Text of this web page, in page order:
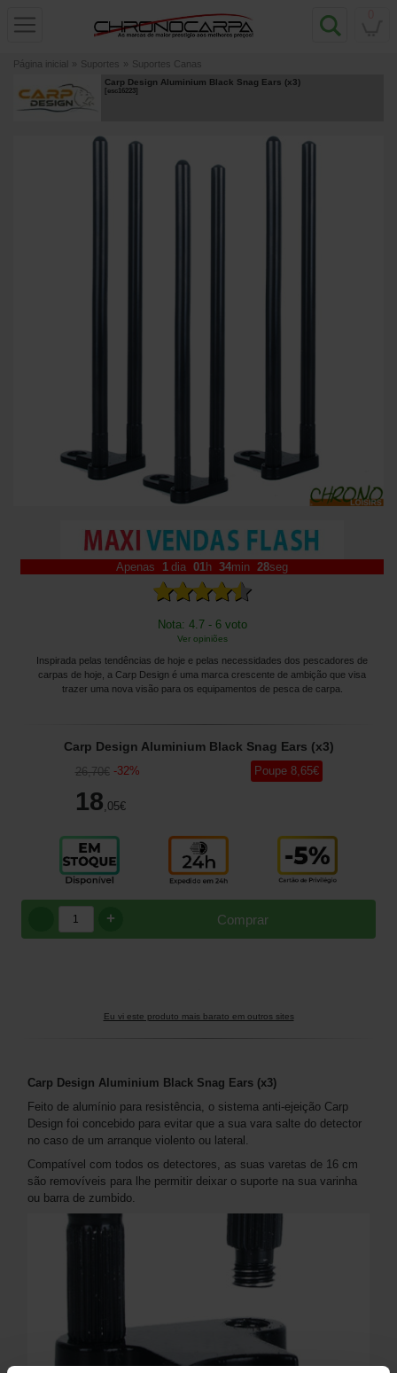
Página inicial » Suportes » Suportes Canas
Carp Design Aluminium Black Snag Ears (x3)
[esc16223]
Apenas 1 dia 01 h 34min 28seg
Nota: 4.7 - 6 voto
Ver opiniões
Inspirada pelas tendências de hoje e pelas necessidades dos pescadores de
carpas de hoje, a Carp Design é uma marca crescente de ambição que visa
trazer uma nova visão para os equipamentos de pesca de carpa.
Carp Design Aluminium Black Snag Ears (x3)
26,70€ -32%
18,05€
Poupe 8,65€
Comprar
+
Eu vi este produto mais barato em outros sites
Carp Design Aluminium Black Snag Ears (x3)
Feito de alumínio para resistência, o sistema anti-ejeição Carp
Design foi concebido para evitar que a sua vara salte do detector
no caso de um arranque violento ou lateral.
Compatível com todos os detectores, as suas varetas de 16 cm
são removíveis para lhe permitir deixar o suporte na sua varinha
ou barra de zumbido.